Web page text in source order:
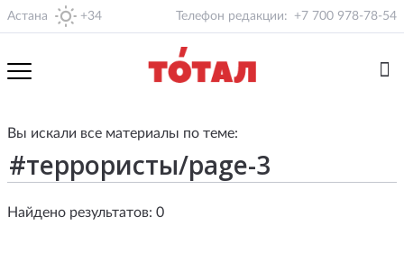
Астана +34 Телефон редакции: +7 700 978-78-54
Вы искали все материалы по теме:
Найдено результатов: 0